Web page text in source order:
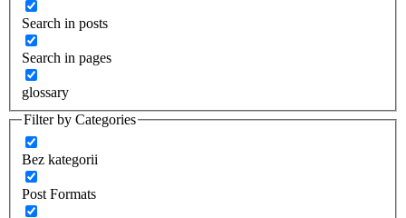
Search in posts
Search in pages
glossary
Filter by Categories
Bez kategorii
Post Formats